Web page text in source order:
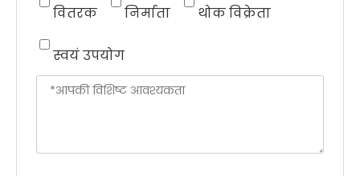
वितरक निर्माता थोक विक्रेता
स्वयं उपयोग